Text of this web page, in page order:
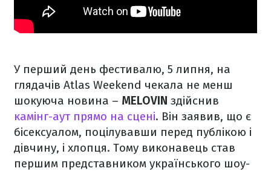
У перший день фестивалю, 5 липня, на
глядачів Atlas Weekend чекала не менш
шокуюча новина – MELOVIN здійснив
камінг-аут прямо на сцені. Він заявив, що є
бісексуалом, поцілувавши перед публікою і
дівчину, і хлопця. Тому виконавець став
першим представником українського шоу-